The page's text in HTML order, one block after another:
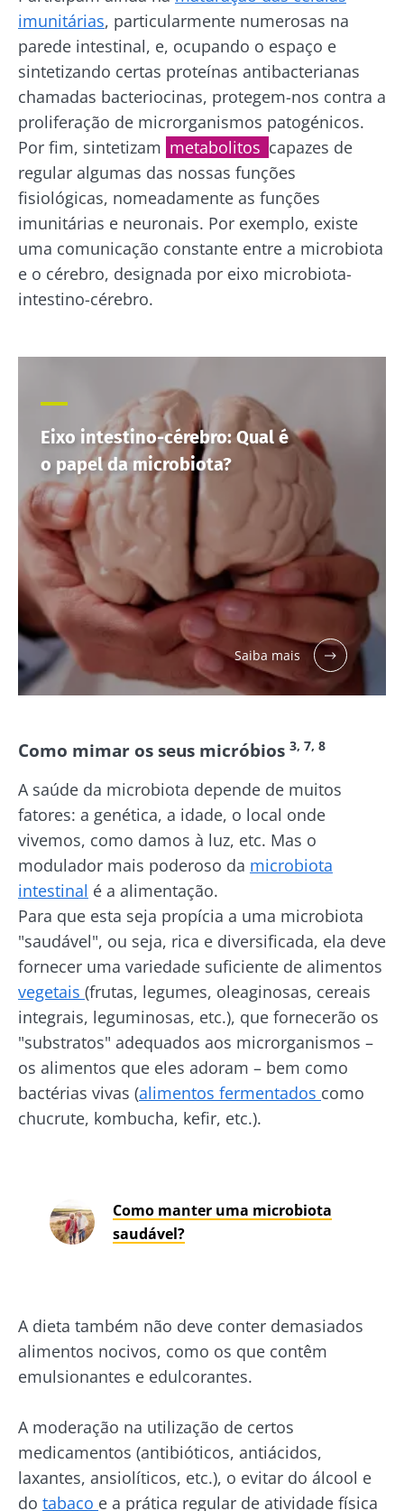
imunitárias, particularmente numerosas na
parede intestinal, e, ocupando o espaço e
sintetizando certas proteínas antibacterianas
chamadas bacteriocinas, protegem-nos contra a
proliferação de microrganismos patogénicos.
Por fim, sintetizam metabolitos capazes de
regular algumas das nossas funções
fisiológicas, nomeadamente as funções
imunitárias e neuronais. Por exemplo, existe
uma comunicação constante entre a microbiota
e o cérebro, designada por eixo microbiota-
intestino-cérebro.
Eixo intestino-cérebro: Qual é
o papel da microbiota?
Saiba mais
Como mimar os seus micróbios 3, 7, 8
A saúde da microbiota depende de muitos
fatores: a genética, a idade, o local onde
vivemos, como damos à luz, etc. Mas o
modulador mais poderoso da microbiota
intestinal é a alimentação.
Para que esta seja propícia a uma microbiota
"saudável", ou seja, rica e diversificada, ela deve
fornecer uma variedade suficiente de alimentos
vegetais (frutas, legumes, oleaginosas, cereais
integrais, leguminosas, etc.), que fornecerão os
"substratos" adequados aos microrganismos –
os alimentos que eles adoram – bem como
bactérias vivas (alimentos fermentados como
chucrute, kombucha, kefir, etc.).
Como manter uma microbiota
saudável?
A dieta também não deve conter demasiados
alimentos nocivos, como os que contêm
emulsionantes e edulcorantes.
A moderação na utilização de certos
medicamentos (antibióticos, antiácidos,
laxantes, ansiolíticos, etc.), o evitar do álcool e
do tabaco e a prática regular de atividade física